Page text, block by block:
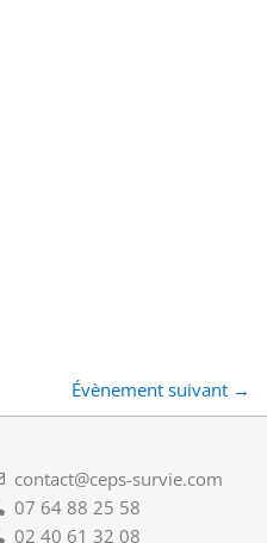
Évènement suivant →
contact@ceps-survie.com
07 64 88 25 58
02 40 61 32 08